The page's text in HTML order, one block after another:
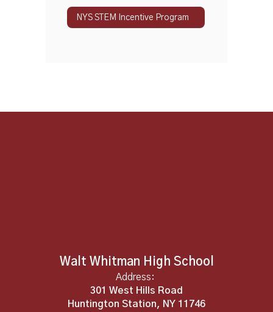
NYS STEM Incentive Program
Walt Whitman High School
Address:
301 West Hills Road
Huntington Station, NY 11746